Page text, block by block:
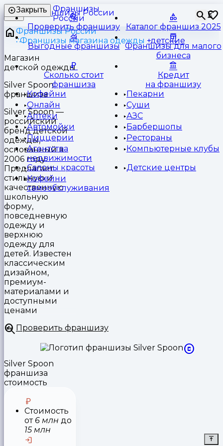
Франшизы
России
⏳
Закрыть
Проверить франшизу Каталог франшиз 2025
Выгодные франшизы Франшизы для малого
бизнеса
Сколько стоит
франшиза
Кредит
на франшизу
Кофейни
Пекарни
Онлайн
Суши
Аптеки
АЗС
Автомойки
Барбершопы
Пиццерии
Рестораны
Агентства
недвижимости
Компьютерные клубы
Салоны красоты
Детские центры
Кофейни
самообслуживания
Франшизы России
Франшизы магазина одежды
детские
Магазин
детской одежды
Silver Spoon
франшиза
Silver Spoon —
российский
бренд детской
одежды,
основанный в
2006 году.
Предлагает
стильную и
качественную
школьную
форму,
повседневную
одежду и
верхнюю
одежду для
детей. Известен
классическим
дизайном,
премиум-
материалами и
доступными
ценами
Проверить франшизу
Silver Spoon
франшиза
стоимость
Стоимость
от 6 млн до
15 млн